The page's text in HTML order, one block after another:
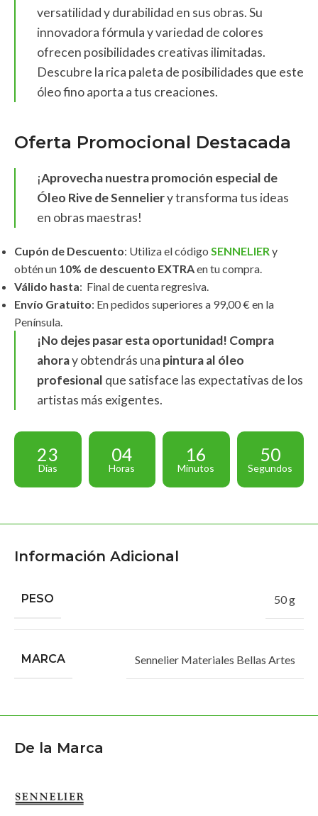
versatilidad y durabilidad en sus obras. Su
innovadora fórmula y variedad de colores
ofrecen posibilidades creativas ilimitadas.
Descubre la rica paleta de posibilidades que este
óleo fino aporta a tus creaciones.
Oferta Promocional Destacada
¡Aprovecha nuestra promoción especial de
Óleo Rive de Senneliery transforma tus ideas
en obras maestras!
Cupón de Descuento: Utiliza el código SENNELIERy
obtén un 10% de descuento EXTRAen tu compra.
Válido hasta: Final de cuenta regresiva.
Envío Gratuito: En pedidos superiores a 99,00 € en la
Península.
¡No dejes pasar esta oportunidad! Compra
ahoray obtendrás una pintura al óleo
profesional que satisface las expectativas de los
artistas más exigentes.
23
Días
04
Horas
16
Minutos
49
Segundos
Información Adicional
PESO 50 g
MARCA Sennelier Materiales Bellas Artes
De la Marca